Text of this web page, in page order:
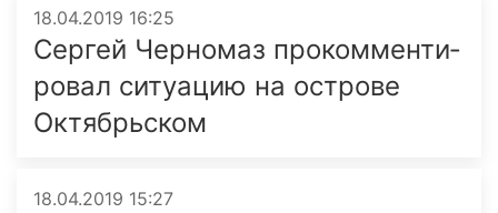
18.04.2019 16:25
Сергей Черномаз прокоммен­ти­
ро­вал ситуацию на острове
Октябрьском
18.04.2019 15:27